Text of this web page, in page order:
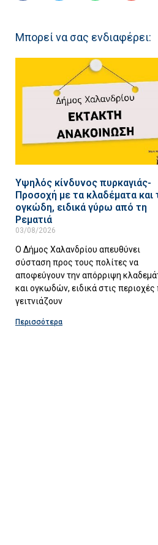
Μπορεί να σας ενδιαφέρει:
Υψηλός κίνδυνος πυρκαγιάς-
Προσοχή με τα κλαδέματα και
ογκώδη, ειδικά γύρω από τη
Ρεματιά
03/08/2026
Ο Δήμος Χαλανδρίου απευθύνει
σύσταση προς τους πολίτες να
αποφεύγουν την απόρριψη
και ογκωδών, ειδικά στις περιοχές
γειτνιάζουν
Περισσότερα